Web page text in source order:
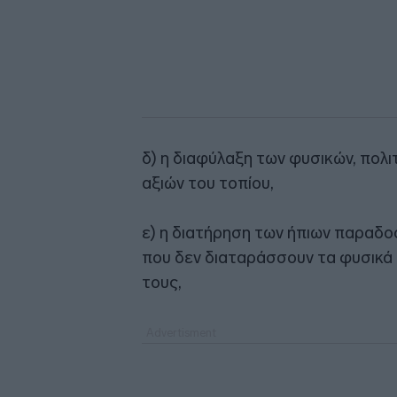
δ) η διαφύλαξη των φυσικών,
αξιών του τοπίου,
ε) η διατήρηση των ήπιων
που δεν διαταράσσουν τα φυσικά
τους,